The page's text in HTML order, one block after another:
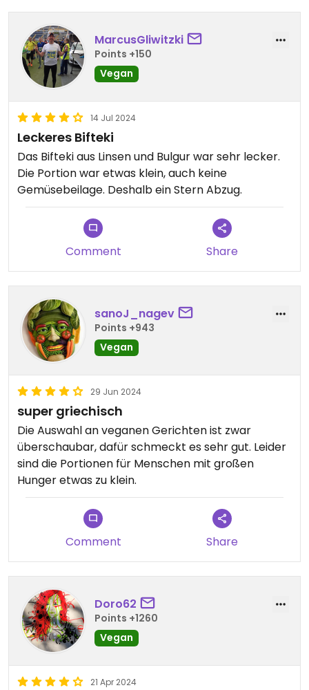
MarcusGliwitzki
Points +150
Vegan
14 Jul 2024
Leckeres Bifteki
Das Bifteki aus Linsen und Bulgur war sehr lecker.
Die Portion war etwas klein, auch keine
Gemüsebeilage. Deshalb ein Stern Abzug.
Comment Share
sanoJ_nagev
Points +943
Vegan
29 Jun 2024
super griechisch
Die Auswahl an veganen Gerichten ist zwar
überschaubar, dafür schmeckt es sehr gut. Leider
sind die Portionen für Menschen mit großen
Hunger etwas zu klein.
Comment Share
Doro62
Points +1260
Vegan
21 Apr 2024